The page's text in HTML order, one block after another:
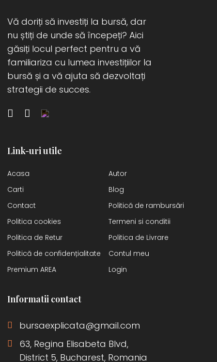
Vă doriți să investiți la bursă, dar
nu știți de unde să începeți? Aici
găsiți locul perfect pentru a vă
familiariza cu lumea investițiilor la
bursă și a vă ajuta să dezvoltați
strategii de succes.
Link-uri utile
Acasa
Autor
Carti
Blog
Contact
Politică de rambursări
Politica cookies
Termeni si conditii
Politica de Retur
Politica de Livrare
Politică de confidențialitate
Contul meu
Premium AREA
Login
Informatii contact
bursaexplicata@gmail.com
63, Regina Elisabeta Blvd,
District 5, Bucharest, Romania